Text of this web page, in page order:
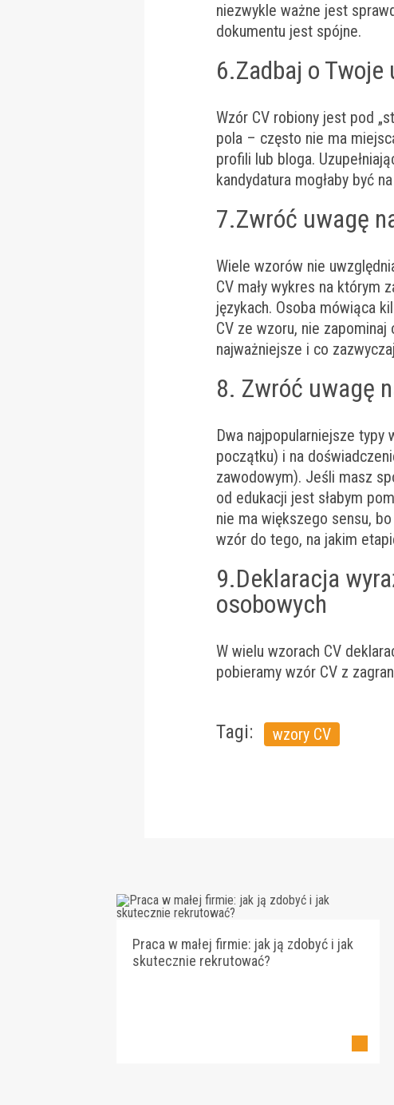
niezwykle ważne jest
dokumentu jest spójne.
6.Zadbaj o
Wzór CV robiony jest pod
pola – często nie ma
profili lub bloga.
kandydatura mogłaby być
7.Zwróć uwagę
Wiele wzorów nie
CV mały wykres na którym
językach. Osoba mówiąca
CV ze wzoru, nie
najważniejsze i co
8. Zwróć uwagę
Dwa najpopularniejsze typy
początku) i na
zawodowym). Jeśli masz
od edukacji jest słabym
nie ma większego sensu,
wzór do tego, na jakim
9.Deklaracja
osobowych
W wielu wzorach CV
pobieramy wzór CV z
Tagi: wzory CV
Praca w małej firmie: jak ją zdobyć i jak
skutecznie rekrutować?